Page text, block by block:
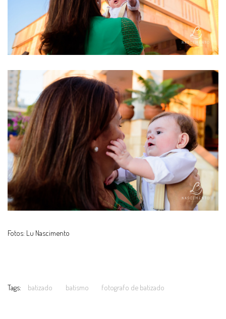
Fotos: Lu Nascimento
Tags: batizado batismo fotografo de batizado